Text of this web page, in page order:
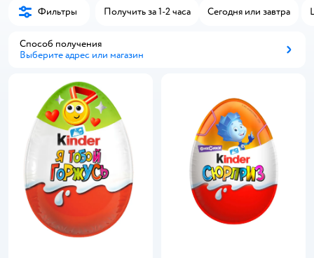
Фильтры Получить за 1-2 часа Сегодня или завтра
Способ получения
Выберите адрес или магазин